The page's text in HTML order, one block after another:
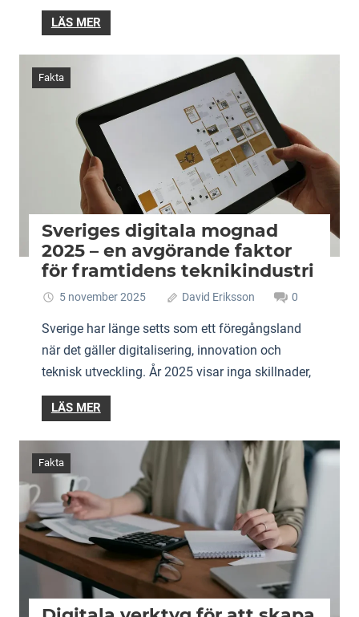
LÄS MER
Fakta
Sveriges digitala mognad
2025 – en avgörande faktor
för framtidens teknikindustri
5 november 2025 David Eriksson 0
Sverige har länge setts som ett föregångsland
när det gäller digitalisering, innovation och
teknisk utveckling. År 2025 visar inga skillnader,
LÄS MER
Fakta